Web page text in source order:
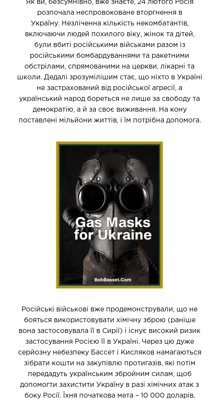
Як ви, безсумнівно, вже знаєте, 24 лютого Росія
розпочала неспровоковане вторгнення в
Україну. Незліченна кількість некомбатантів,
включаючи людей похилого віку, жінок та дітей,
були вбиті російськими військами разом із
російськими бомбардуваннями та ракетними
обстрілами, спрямованими на церкви, лікарні та
школи. Дедалі зрозумілішим стає, що ніхто в Україні
не застрахований від російської агресії, а
український народ бореться не лише за свободу та
демократію, а й за своє виживання. На кону
поставлені мільйони життів, і їм потрібна допомога.
Російські військові вже продемонстрували, що не
бояться використовувати хімічну зброю (раніше
вона застосовувала її в Сирії) і існує високий ризик
застосування Росією її в Україні. Через цю дуже
серйозну небезпеку Бассет і Кисляков намагаються
зібрати кошти на закупівлю протигазів, які потім
передадуть українським збройним силам, щоб
допомогти захистити Україну в разі хімічних атак з
боку Росії. Їхня початкова мета – 10 000 доларів.